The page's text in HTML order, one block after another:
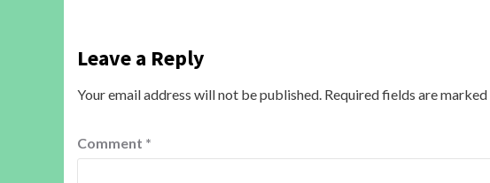
Leave a Reply
Your email address will not be published. Required fields are marked
Comment *